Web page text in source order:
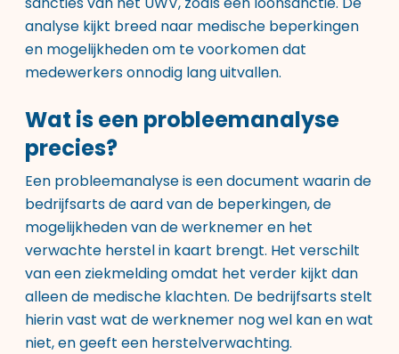
analyse kijkt breed naar medische beperkingen
en mogelijkheden om te voorkomen dat
medewerkers onnodig lang uitvallen.
Wat is een probleemanalyse
precies?
Een probleemanalyse is een document waarin de
bedrijfsarts de aard van de beperkingen, de
mogelijkheden van de werknemer en het
verwachte herstel in kaart brengt. Het verschilt
van een ziekmelding omdat het verder kijkt dan
alleen de medische klachten. De bedrijfsarts stelt
hierin vast wat de werknemer nog wel kan en wat
niet, en geeft een herstelverwachting.